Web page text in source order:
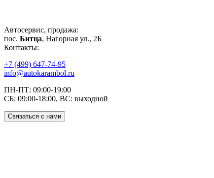
Автосервис, продажа:
пос. Битца, Нагорная ул., 2Б
Контакты:
+7 (499) 647-74-95
info@autokarambol.ru
ПН-ПТ: 09:00-19:00
СБ: 09:00-18:00, ВС: выходной
Связаться с нами